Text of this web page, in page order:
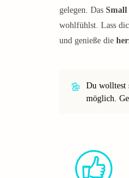
gelegen. Das
wohlfühlst. Lass
und genieße die
Du wolltest
möglich.